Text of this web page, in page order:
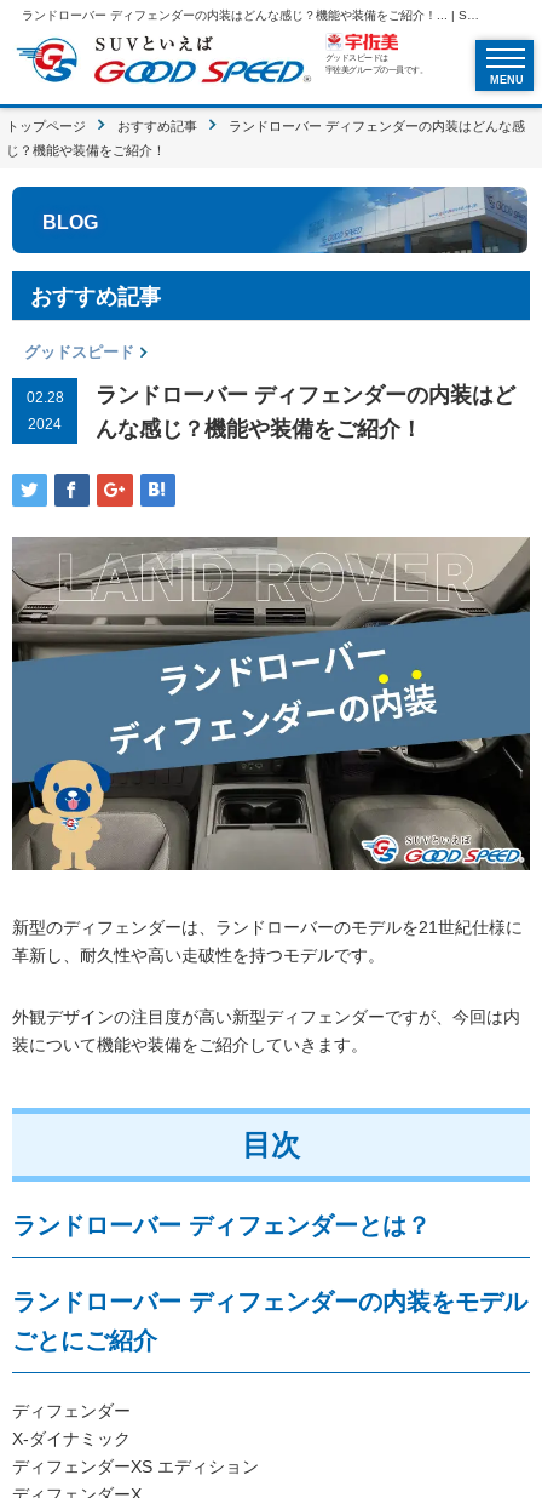
グッドスピードは
宇佐美グループの一員です。
MENU
トップページ おすすめ記事
ランドローバー ディフェンダーの内装はどんな感
じ？機能や装備をご紹介！
BLOG
おすすめ記事
グッドスピード
02.28
2024
ランドローバー ディフェンダーの内装はど
んな感じ？機能や装備をご紹介！
新型のディフェンダーは、ランドローバーのモデルを21世紀仕様に
革新し、耐久性や高い走破性を持つモデルです。
外観デザインの注目度が高い新型ディフェンダーですが、今回は内
装について機能や装備をご紹介していきます。
目次
ランドローバー ディフェンダーとは？
ランドローバー ディフェンダーの内装をモデル
ごとにご紹介
ディフェンダー
X-ダイナミック
ディフェンダーXS エディション
ディフェンダーX